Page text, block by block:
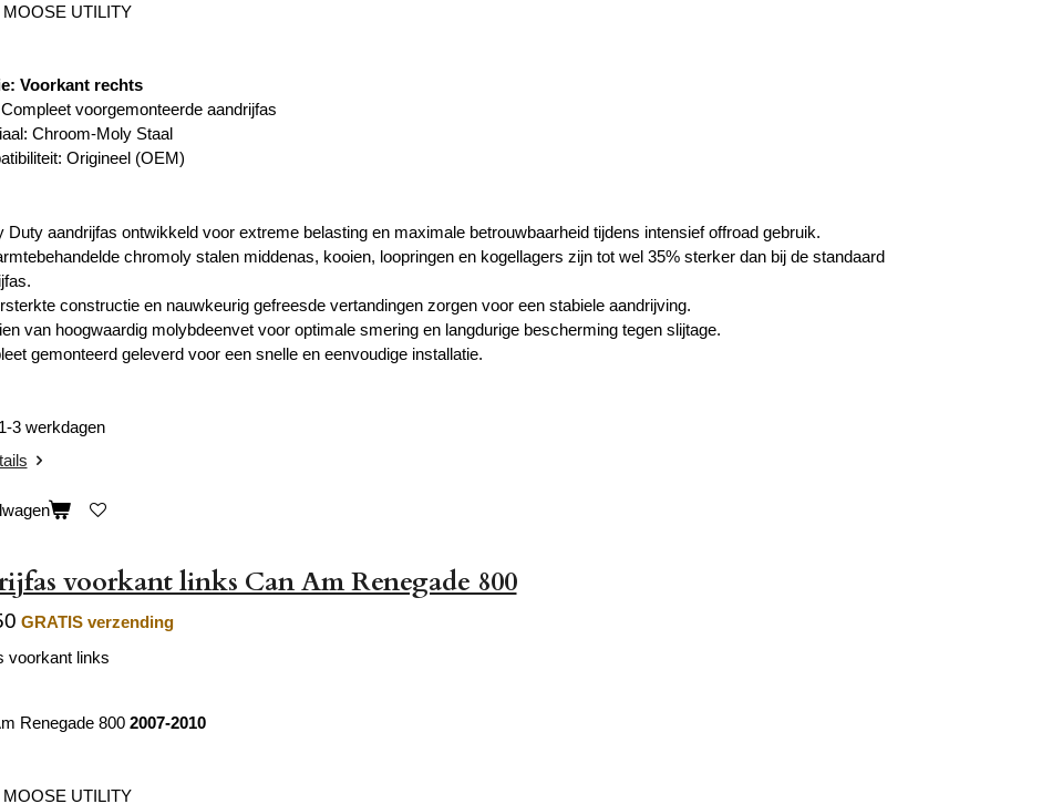
MOOSE UTILITY
Voorkant rechts
voorgemonteerde aandrijfas
Chroom-Moly Staal
Origineel (OEM)
Duty aandrijfas ontwikkeld voor extreme belasting en maximale betrouwbaarheid tijdens intensief offroad gebruik.
chromoly stalen middenas, kooien, loopringen en kogellagers zijn tot wel 35% sterker dan bij de standaard
constructie en nauwkeurig gefreesde vertandingen zorgen voor een stabiele aandrijving.
van hoogwaardig molybdeenvet voor optimale smering en langdurige bescherming tegen slijtage.
gemonteerd geleverd voor een snelle en eenvoudige installatie.
3 werkdagen
voorkant links Can Am Renegade 800
GRATIS verzending
voorkant links
Renegade 800 2007-2010
MOOSE UTILITY